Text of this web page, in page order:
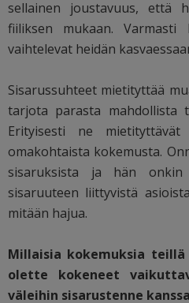
sellainen joustavuus, että
fiiliksen mukaan. Varmasti
vaihtelevat heidän
Sisarussuhteet mietityttää
tarjota parasta mahdollista
Erityisesti ne
omakohtaista kokemusta.
sisaruksista ja hän
sisaruuteen liittyvistä
mitään hajua.
Millaisia kokemuksia teillä
olette kokeneet
väleihin sisarustenne